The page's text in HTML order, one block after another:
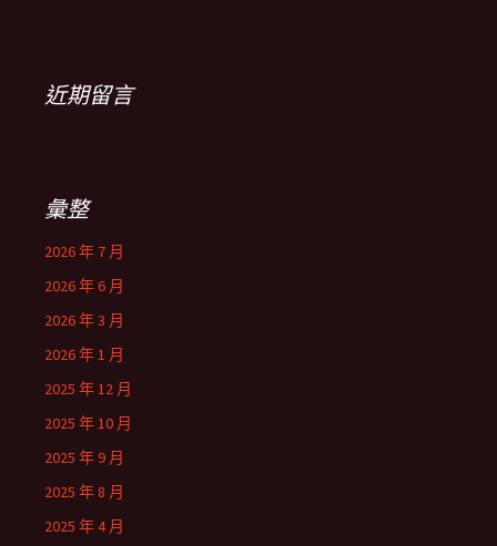
近期留言
彙整
2026 年 7 月
2026 年 6 月
2026 年 3 月
2026 年 1 月
2025 年 12 月
2025 年 10 月
2025 年 9 月
2025 年 8 月
2025 年 4 月